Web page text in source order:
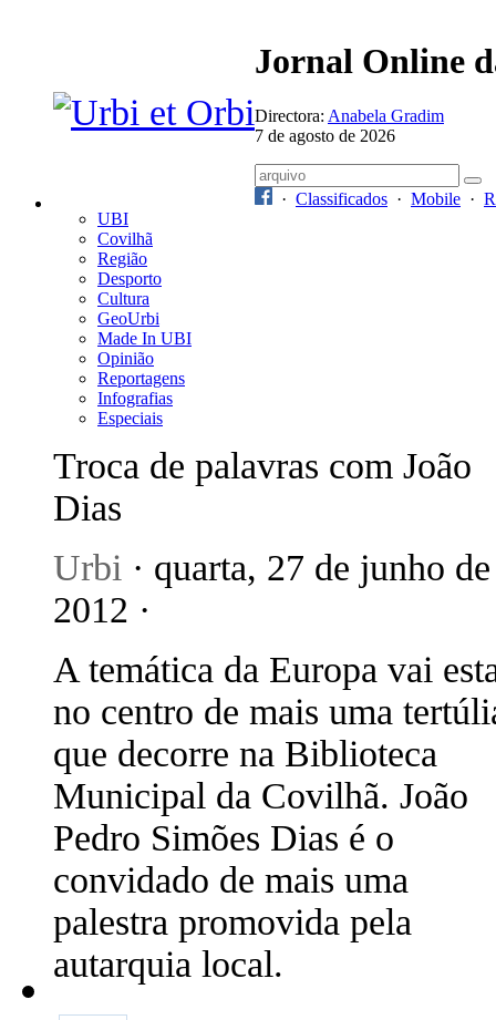
Jornal Online
Directora: Anabela Gradim
7 de agosto de 2026
· Classificados · Mobile ·
UBI
Covilhã
Região
Desporto
Cultura
GeoUrbi
Made In UBI
Opinião
Reportagens
Infografias
Especiais
Troca de palavras com João
Dias
Urbi · quarta, 27 de junho de
2012 ·
A temática da Europa vai
no centro de mais uma
que decorre na Biblioteca
Municipal da Covilhã. João
Pedro Simões Dias é o
convidado de mais uma
palestra promovida pela
autarquia local.